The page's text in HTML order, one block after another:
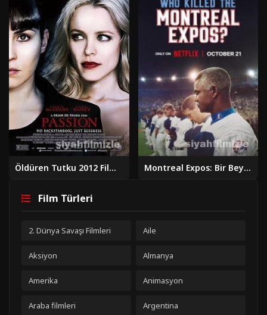
Öldüren Tutku 2012 Filmi Türkçe Dublaj Altyazılı Full izle Montreal Expos: Bir Beyzbol Takımının Sonu 2025 Filmi izle
Film Türleri
2. Dünya Savaşı Filmleri Aile
Aksiyon Almanya
Amerika Animasyon
Araba filmleri Argentina